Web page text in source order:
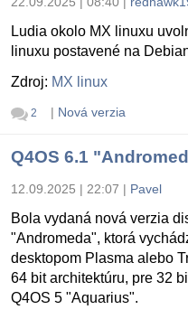
Ludia okolo MX linuxu
linuxu postavené na
Zdroj: MX linux
2 | Nová verzia
Q4OS 6.1
12.09.2025 | 22:07 | Pavel
Bola vydaná nová verzia
"Andromeda", ktorá
desktopom Plasma alebo
64 bit architektúru, pre 32
Q4OS 5 "Aquarius".